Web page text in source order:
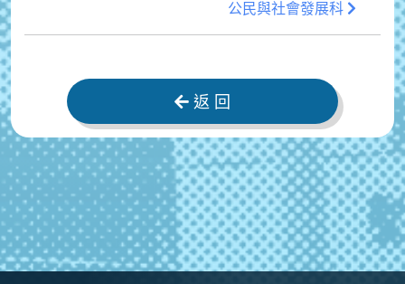
公民與社會發展科
返 回